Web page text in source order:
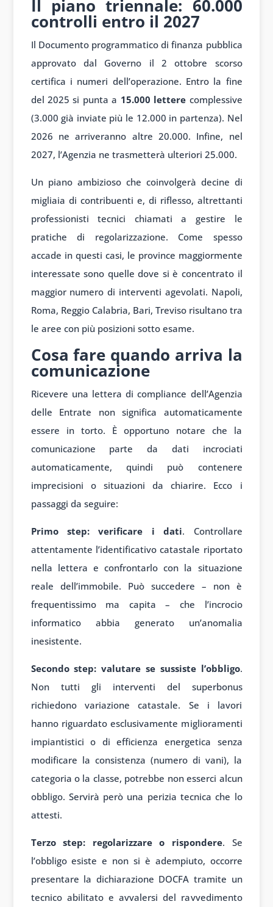
Il piano triennale: 60.000
controlli entro il 2027
Il Documento programmatico di finanza pubblica
approvato dal Governo il 2 ottobre scorso
certifica i numeri dell’operazione. Entro la fine
del 2025 si punta a 15.000 lettere complessive
(3.000 già inviate più le 12.000 in partenza). Nel
2026 ne arriveranno altre 20.000. Infine, nel
2027, l’Agenzia ne trasmetterà ulteriori 25.000.
Un piano ambizioso che coinvolgerà decine di
migliaia di contribuenti e, di riflesso, altrettanti
professionisti tecnici chiamati a gestire le
pratiche di regolarizzazione. Come spesso
accade in questi casi, le province maggiormente
interessate sono quelle dove si è concentrato il
maggior numero di interventi agevolati. Napoli,
Roma, Reggio Calabria, Bari, Treviso risultano tra
le aree con più posizioni sotto esame.
Cosa fare quando arriva la
comunicazione
Ricevere una lettera di compliance dell’Agenzia
delle Entrate non significa automaticamente
essere in torto. È opportuno notare che la
comunicazione parte da dati incrociati
automaticamente, quindi può contenere
imprecisioni o situazioni da chiarire. Ecco i
passaggi da seguire:
Primo step: verificare i dati. Controllare
attentamente l’identificativo catastale riportato
nella lettera e confrontarlo con la situazione
reale dell’immobile. Può succedere – non è
frequentissimo ma capita – che l’incrocio
informatico abbia generato un’anomalia
inesistente.
Secondo step: valutare se sussiste l’obbligo.
Non tutti gli interventi del superbonus
richiedono variazione catastale. Se i lavori
hanno riguardato esclusivamente miglioramenti
impiantistici o di efficienza energetica senza
modificare la consistenza (numero di vani), la
categoria o la classe, potrebbe non esserci alcun
obbligo. Servirà però una perizia tecnica che lo
attesti.
Terzo step: regolarizzare o rispondere. Se
l’obbligo esiste e non si è adempiuto, occorre
presentare la dichiarazione DOCFA tramite un
tecnico abilitato e avvalersi del ravvedimento